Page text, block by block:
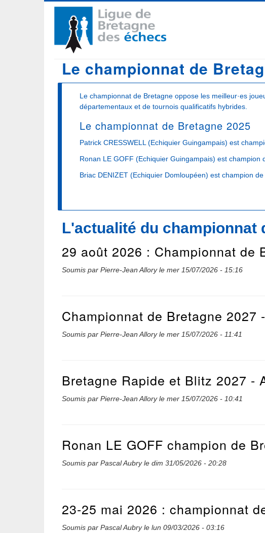
Navigation
principale
Le championnat de
Le championnat de Bretagne oppose les meilleur·es
départementaux et de tournois qualificatifs hybrides.
Le championnat de Bretagne 2025
Patrick CRESSWELL (Echiquier Guingampais) est
Ronan LE GOFF (Echiquier Guingampais) est champion
Briac DENIZET (Echiquier Domloupéen) est champion
L'actualité du championnat
29 août 2026 : Championnat de
Soumis par Pierre-Jean Alloryle mer 15/07/2026 - 15:16
Championnat de Bretagne 2027
Soumis par Pierre-Jean Alloryle mer 15/07/2026 - 11:41
Bretagne Rapide et Blitz 2027 -
Soumis par Pierre-Jean Alloryle mer 15/07/2026 - 10:41
Ronan LE GOFF champion de
Soumis par Pascal Aubryle dim 31/05/2026 - 20:28
23-25 mai 2026 : championnat
Soumis par Pascal Aubryle lun 09/03/2026 - 03:16